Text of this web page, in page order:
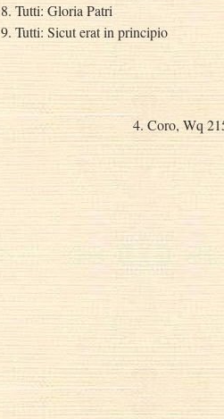
8. Tutti: Gloria Patri
9. Tutti: Sicut erat in principio
4. Coro, Wq